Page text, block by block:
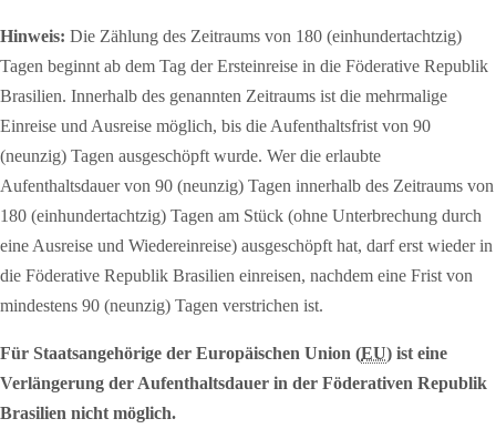
Hinweis: Die Zählung des Zeitraums von 180 (einhundertachtzig)
Tagen beginnt ab dem Tag der Ersteinreise in die Föderative Republik
Brasilien. Innerhalb des genannten Zeitraums ist die mehrmalige
Einreise und Ausreise möglich, bis die Aufenthaltsfrist von 90
(neunzig) Tagen ausgeschöpft wurde. Wer die erlaubte
Aufenthaltsdauer von 90 (neunzig) Tagen innerhalb des Zeitraums von
180 (einhundertachtzig) Tagen am Stück (ohne Unterbrechung durch
eine Ausreise und Wiedereinreise) ausgeschöpft hat, darf erst wieder in
die Föderative Republik Brasilien einreisen, nachdem eine Frist von
mindestens 90 (neunzig) Tagen verstrichen ist.
Für Staatsangehörige der Europäischen Union (EU) ist eine
Verlängerung der Aufenthaltsdauer in der Föderativen Republik
Brasilien nicht möglich.